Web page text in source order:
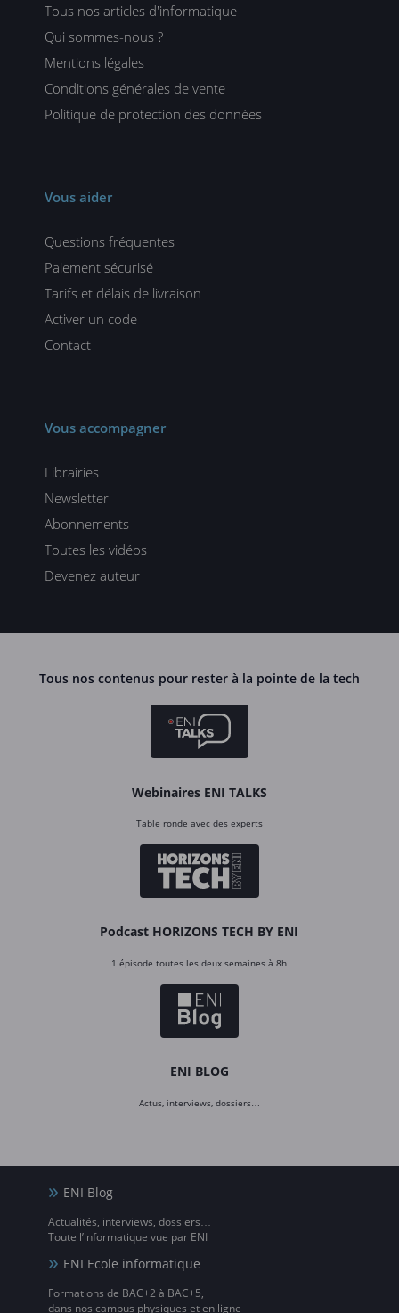
Tous nos articles d'informatique
Qui sommes-nous ?
Mentions légales
Conditions générales de vente
Politique de protection des données
Vous aider
Questions fréquentes
Paiement sécurisé
Tarifs et délais de livraison
Activer un code
Contact
Vous accompagner
Librairies
Newsletter
Abonnements
Toutes les vidéos
Devenez auteur
Tous nos contenus pour rester à la pointe de la tech
Webinaires ENI TALKS
Table ronde avec des experts
Podcast HORIZONS TECH BY ENI
1 épisode toutes les deux semaines à 8h
ENI BLOG
Actus, interviews, dossiers…
ENI Blog
Actualités, interviews, dossiers…
Toute l’informatique vue par ENI
ENI Ecole informatique
Formations de BAC+2 à BAC+5,
dans nos campus physiques et en ligne